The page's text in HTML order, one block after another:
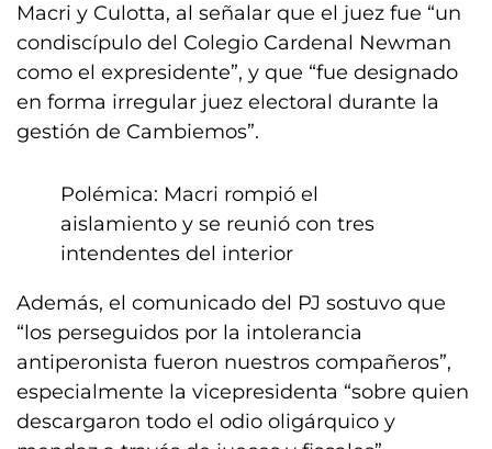
Macri y Culotta, al señalar que el juez fue “un
condiscípulo del Colegio Cardenal Newman
como el expresidente”, y que “fue designado
en forma irregular juez electoral durante la
gestión de Cambiemos”.
Polémica: Macri rompió el
aislamiento y se reunió con tres
intendentes del interior
Además, el comunicado del PJ sostuvo que
“los perseguidos por la intolerancia
antiperonista fueron nuestros compañeros”,
especialmente la vicepresidenta “sobre quien
descargaron todo el odio oligárquico y